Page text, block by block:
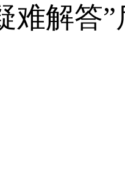
难解答